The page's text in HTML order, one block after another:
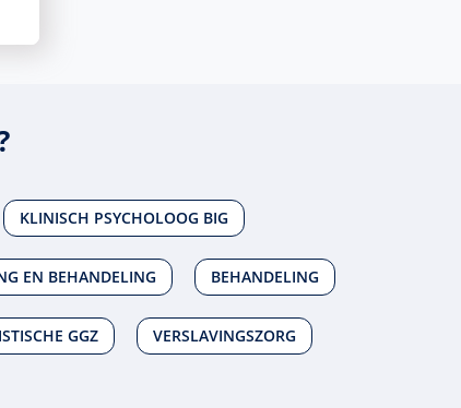
KLINISCH PSYCHOLOOG BIG
EN BEHANDELING BEHANDELING
GGZ VERSLAVINGSZORG